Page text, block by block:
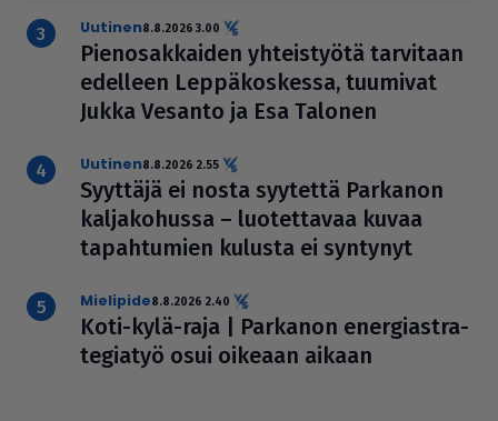
uutinen8.8.2026 3.00
Pie­no­sak­kai­den yhteis­työtä tarvitaan
edelleen Lep­pä­kos­kessa, tuumivat
Jukka Vesanto ja Esa Talonen
uutinen8.8.2026 2.55
Syyttäjä ei nosta syytettä Parkanon
kal­ja­ko­hussa – luo­tet­ta­vaa kuvaa
tapah­tu­mien kulusta ei syntynyt
mielipide8.8.2026 2.40
Koti-kylä-raja | Parkanon ener­gi­ast­ra­
te­gi­a­työ osui oikeaan aikaan